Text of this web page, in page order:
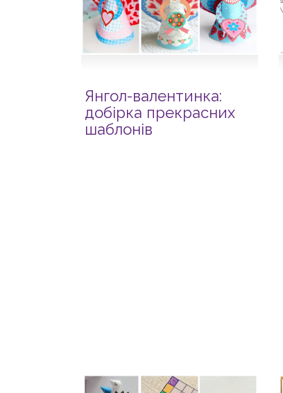
Янгол-валентинка:
добірка прекрасних
шаблонів